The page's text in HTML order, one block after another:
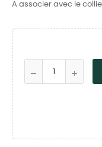
A associer avec le